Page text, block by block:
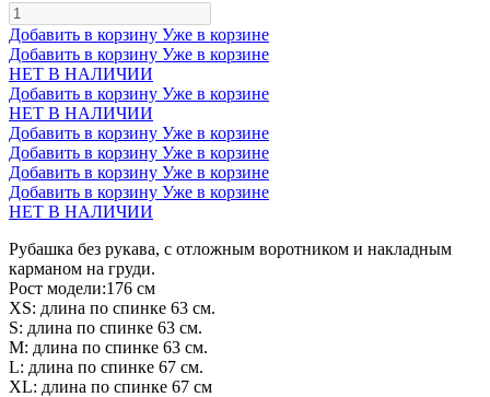
Добавить в корзину Уже в корзине
Добавить в корзину Уже в корзине
НЕТ В НАЛИЧИИ
Добавить в корзину Уже в корзине
НЕТ В НАЛИЧИИ
Добавить в корзину Уже в корзине
Добавить в корзину Уже в корзине
Добавить в корзину Уже в корзине
Добавить в корзину Уже в корзине
НЕТ В НАЛИЧИИ
Рубашка без рукава, с отложным воротником и накладным
карманом на груди.
Рост модели:176 см
XS: длина по спинке 63 см.
S: длина по спинке 63 см.
М: длина по спинке 63 см.
L: длина по спинке 67 см.
XL: длина по спинке 67 см